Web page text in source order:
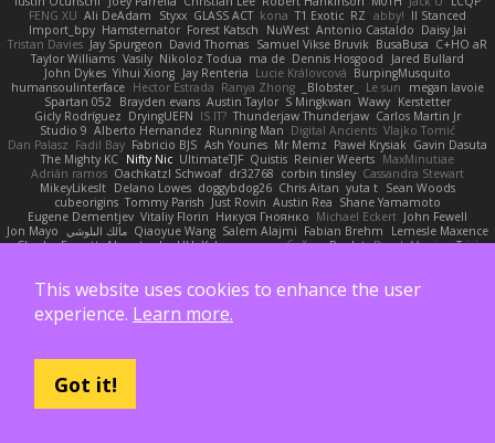
FENG XU Ali DeAdam Styxx GLASS ACT kona T1 Exotic RZ abby! ll Stanced
Import_bpy Hamsternator Forest Katsch NuWest Antonio Castaldo Daisy Jai
Tristan Davies Jay Spurgeon David Thomas Samuel Vikse Bruvik BusaBusa C+HO aR
Taylor Williams Vasily Nikoloz Todua ma de Dennis Hosgood
Jared Bullard
John Dykes Yihui Xiong Jay Renteria Lucie Královcová BurpingMusquito
humansoulinterface Hector Estrada Ranya Zhong _Blobster_ Le sun
megan lavoie
Spartan 052 Brayden evans Austin Taylor S Mingkwan Wawy Kerstetter
Gicly Rodríguez DryingUEFN IS IT? Thunderjaw Thunderjaw Carlos Martin Jr
Studio 9 Alberto Hernandez Running Man Digital Ancients Vlajko Tomić
Dan Palasz Fadil Bay Fabricio BJS Ash Younes Mr Memz Paweł Krysiak Gavin Dasuta
The Mighty KC Nifty Nic UltimateTJF Quistis Reinier Weerts MaxMinutiae
Adrián ramos Oachkatzl Schwoaf dr32768 corbin tinsley Cassandra Stewart
MikeyLikesIt Delano Lowes doggybdog26 Chris Aitan yuta t Sean Woods
cubeorigins Tommy Parish Just Rovin Austin Rea Shane Yamamoto
Eugene Dementjev Vitaliy Florin Никуся Гноянко Michael Eckert John Fewell
Jon Mayo مالك البلوشي Qiaoyue Wang Salem Alajmi Fabian Brehm
Lemesle Maxence
Charles Everett Alexa trade HH Keke покупка байер Poulet Derek Messier Trivi
Tarik Sakalli swarfey Vojtech Proschl Daniel Ruiz Josiah Scott 13th
swxift savage Designer Darcy Hodgson
Frederik Kirkegaard Esbensen
Daniel Ruiz G
Kortez Crockett
Schuyler Baker matthew armer
This website uses cookies to enhance the user
experience. Learn more.
Got it!